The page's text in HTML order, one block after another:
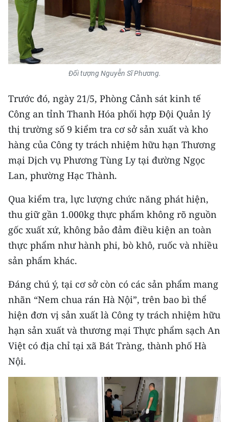
Media Kinh tế
Media Văn hóa
Media Xã hội
Media Du lịch
Media Thế giới
Media Thể thao
Media Giáo dục
Media Y tế
Media Khoa học - Công nghệ
Media Môi trường
Ảnh
Infographic
TIN MỚI
TIN ĐỊA PHƯƠNG
Đồng bằng sông Hồng
Bắc Trung Bộ
Đối tượng Nguyễn Sĩ Phương.
Trước đó, ngày 21/5, Phòng Cảnh sát kinh tế
Công an tỉnh Thanh Hóa phối hợp Đội Quản lý
thị trường số 9 kiểm tra cơ sở sản xuất và kho
hàng của Công ty trách nhiệm hữu hạn Thương
mại Dịch vụ Phương Tùng Ly tại đường Ngọc
Lan, phường Hạc Thành.
Qua kiểm tra, lực lượng chức năng phát hiện,
thu giữ gần 1.000kg thực phẩm không rõ nguồn
gốc xuất xứ, không bảo đảm điều kiện an toàn
thực phẩm như hành phi, bò khô, ruốc và nhiều
sản phẩm khác.
Đáng chú ý, tại cơ sở còn có các sản phẩm mang
nhãn “Nem chua rán Hà Nội”, trên bao bì thể
hiện đơn vị sản xuất là Công ty trách nhiệm hữu
hạn sản xuất và thương mại Thực phẩm sạch An
Việt có địa chỉ tại xã Bát Tràng, thành phố Hà
Nội.